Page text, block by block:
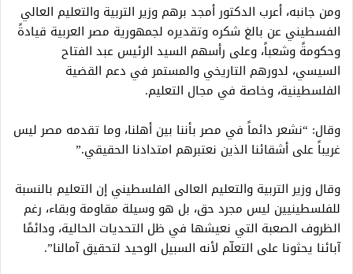
ومن جانبه، أعرب الدكتور أمجد برهم وزير التربية والتعليم العالي
الفسطيني عن بالغ شكره وتقديره لجمهورية مصر العربية قيادةً
وحكومةً وشعباً، وعلى رأسهم السيد الرئيس عبد الفتاح
السيسي، لدورهم التاريخي والمستمر في دعم القضية
الفلسطينية، وخاصة في مجال التعليم.
وقال: “نشعر دائماً في مصر بأننا بين أهلنا، وما تقدمه مصر ليس
غريباً على أشقائنا الذين نعتبرهم امتدادنا الحقيقي.”
وقال وزير التربية والتعليم العالى الفلسطيني إن التعليم بالنسبة
للفلسطينيين ليس مجرد حق، بل هو وسيلة مقاومة وبقاء، رغم
الظروف الصعبة التي نعيشها في ظل التحديات الحالية، ودائمًا
آبائنا يحثونا على التعلّم لأنه السبيل الوحيد لتحقيق آمالنا”.